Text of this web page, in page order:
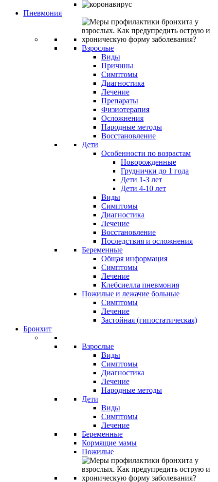
Пневмония
Взрослые
Виды
Причины
Симптомы
Диагностика
Лечение
Препараты
Физиотерапия
Осложнения
Народные методы
Восстановление
Дети
Особенности по возрастам
Новорожденные
Груднички до 1 года
Дети 1-3 лет
Дети 4-10 лет
Виды
Симптомы
Диагностика
Лечение
Восстановление
Последствия и осложнения
Беременные
Общая информация
Симптомы
Лечение
Клебсиелла пневмония
Пожилые и лежачие больные
Симптомы
Лечение
Застойная (гипостатическая)
Бронхит
Взрослые
Виды
Симптомы
Диагностика
Лечение
Народные методы
Дети
Виды
Симптомы
Лечение
Беременные
Кормящие мамы
Пожилые